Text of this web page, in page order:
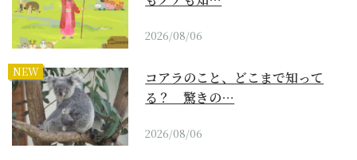
2026/08/06
NEW
コアラのこと、どこまで知って
る？ 驚きの…
2026/08/06